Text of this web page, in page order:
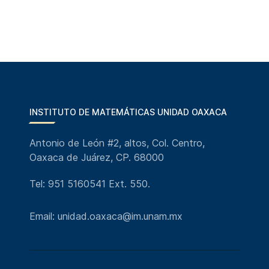
INSTITUTO DE MATEMÁTICAS UNIDAD OAXACA
Antonio de León #2, altos, Col. Centro,
Oaxaca de Juárez, CP. 68000
Tel: 951 5160541 Ext. 550.
Email: unidad.oaxaca@im.unam.mx